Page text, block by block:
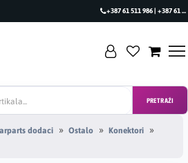
+387 61 511 986 | +387 61 493 470
PRETRAŽI
dodaci Ostalo
Konektori